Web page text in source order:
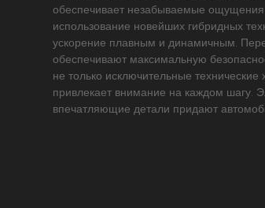
обеспечивает незабываемые ощущения
использование новейших гибридных
ускорение плавным и динамичным.
обеспечивают максимальную
не только исключительные
привлекает внимание на каждом шагу.
впечатляющие детали придают